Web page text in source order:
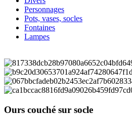
Personnages
Pots, vases, socles
Fontaines
Lampes
Ours couché sur socle